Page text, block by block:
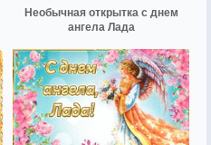
Необычная открытка с днем
ангела Лада